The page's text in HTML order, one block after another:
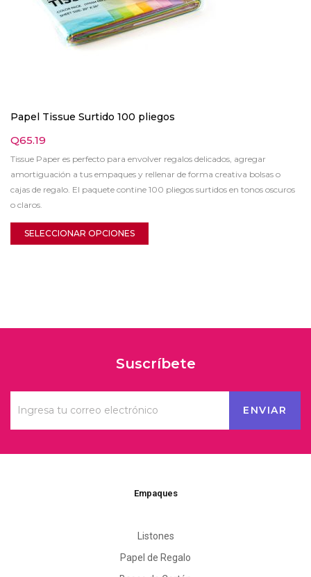
Papel Tissue Surtido 100 pliegos
Q65.19
Tissue Paper es perfecto para envolver regalos delicados, agregar
amortiguación a tus empaques y rellenar de forma creativa bolsas o
cajas de regalo. El paquete contine 100 pliegos surtidos en tonos oscuros
o claros.
SELECCIONAR OPCIONES
Suscríbete
Empaques
Listones
Papel de Regalo